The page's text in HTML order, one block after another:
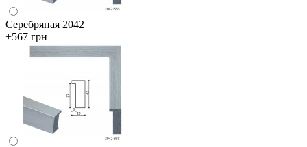
Серебряная 2042
+567 грн